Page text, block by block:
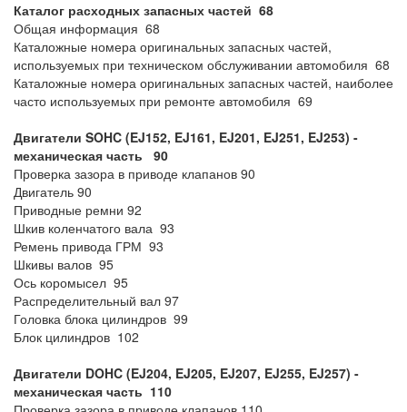
Каталог расходных запасных частей 68
Общая информация 68
Каталожные номера оригинальных запасных частей,
используемых при техническом обслуживании автомобиля 68
Каталожные номера оригинальных запасных частей, наиболее
часто используемых при ремонте автомобиля 69
Двигатели SOHC (EJ152, EJ161, EJ201, EJ251, EJ253) -
механическая часть 90
Проверка зазора в приводе клапанов 90
Двигатель 90
Приводные ремни 92
Шкив коленчатого вала 93
Ремень привода ГРМ 93
Шкивы валов 95
Ось коромысел 95
Распределительный вал 97
Головка блока цилиндров 99
Блок цилиндров 102
Двигатели DOHC (EJ204, EJ205, EJ207, EJ255, EJ257) -
механическая часть 110